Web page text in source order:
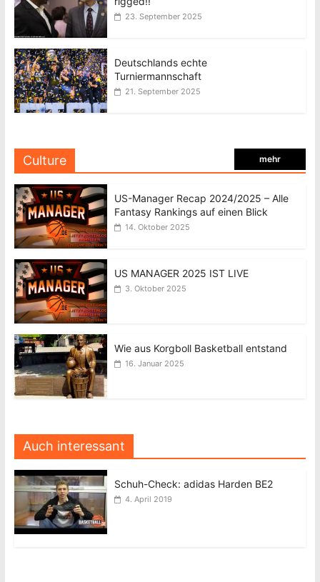
23. September 2025
Deutschlands echte
Turniermannschaft
21. September 2025
Culture mehr
US-Manager Recap 2024/2025 – Alle
Fantasy Rankings auf einen Blick
14. Oktober 2025
US MANAGER 2025 IST LIVE
3. Oktober 2025
Wie aus Korgboll Basketball entstand
16. Januar 2025
Auch interessant
Schuh-Check: adidas Harden BE2
4. April 2019